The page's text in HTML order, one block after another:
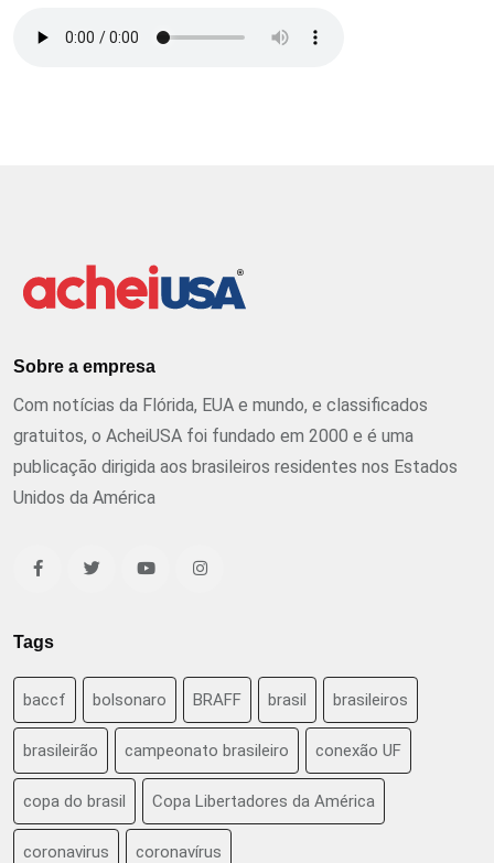
Sobre a empresa
Com notícias da Flórida, EUA e mundo, e classificados
gratuitos, o AcheiUSA foi fundado em 2000 e é uma
publicação dirigida aos brasileiros residentes nos Estados
Unidos da América
Tags
baccf bolsonaro BRAFF brasil brasileiros
brasileirão campeonato brasileiro conexão UF
copa do brasil Copa Libertadores da América
coronavirus coronavírus